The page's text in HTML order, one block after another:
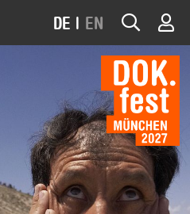
DE | EN